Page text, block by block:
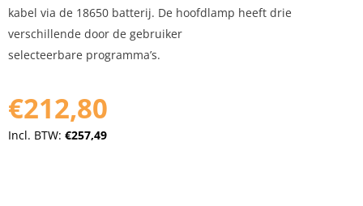
kabel via de 18650 batterij. De hoofdlamp heeft drie
verschillende door de gebruiker
selecteerbare programma’s.
€212,80
Incl. BTW: €257,49